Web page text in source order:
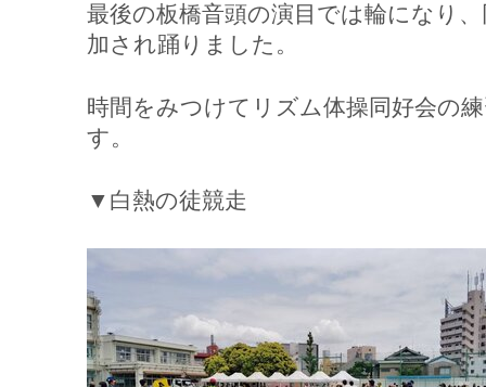
最後の板橋音頭の演目では輪になり
加され踊りました。
時間をみつけてリズム体操同好会の
す。
▼白熱の徒競走